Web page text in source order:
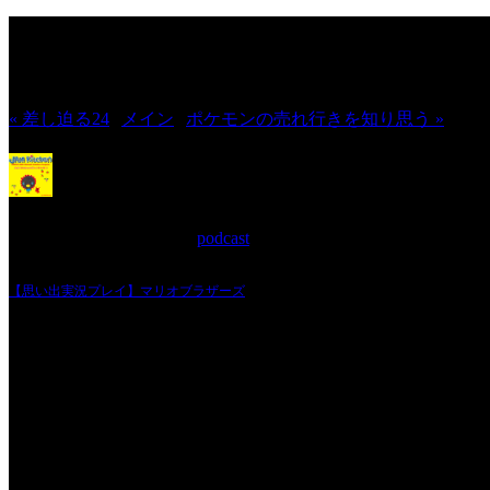
« 差し迫る24 メイン ポケモンの売れ行きを知り思う »
podcast
【思い出実況プレイ】マリオブラザーズ